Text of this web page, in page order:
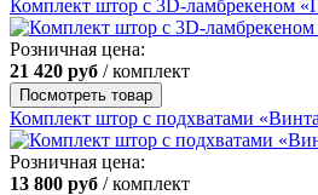
Комплект штор с 3D-ламбрекеном
Розничная цена:
21 420 руб / комплект
Посмотреть товар
Комплект штор с подхватами
Розничная цена:
13 800 руб / комплект